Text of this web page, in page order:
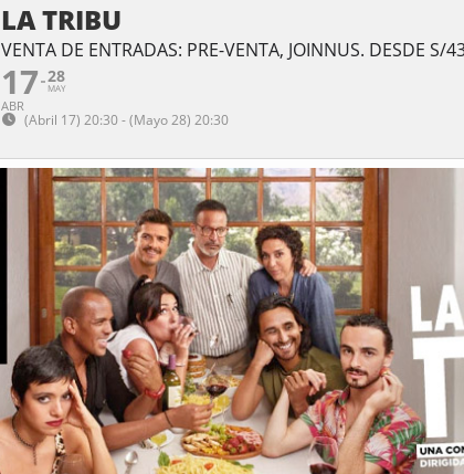
LA TRIBU
VENTA DE ENTRADAS: PRE-VENTA, JOINNUS. DESDE S/
17
ABR
28
MAY
(Abril 17) 20:30 - (Mayo 28) 20:30